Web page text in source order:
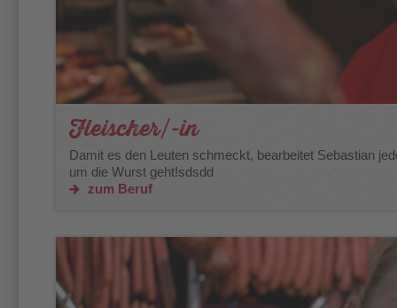
Fleischer/-in
Damit es den Leuten schmeckt, bearbeitet Sebastian
um die Wurst geht!sdsdd
zum Beruf